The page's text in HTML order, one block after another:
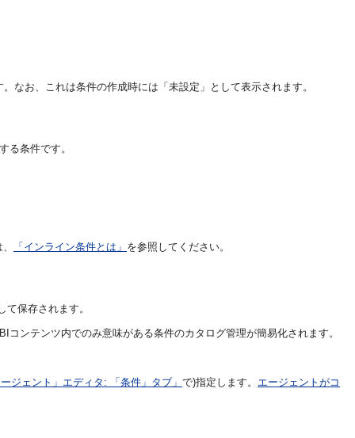
なお、これは条件の作成時には「未設定」として表示されます。
る条件です。
「インライン条件とは」 を参照してください。
保存されます。
ンテンツ内でのみ意味がある条件のカタログ管理が簡易化されます。
ージェント」エディタ: 「条件」タブ」 で)指定します。 エージェントがコ